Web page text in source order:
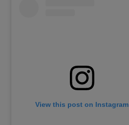
View this post on Instagram